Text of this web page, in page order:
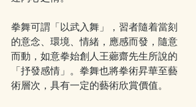
拳舞可謂「以武入舞」，習者隨着當刻
的意念、環境、情緒，應感而發，隨意
而動，如意拳始創人王薌齋先生所說的
「抒發感情」。拳舞也將拳術昇華至藝
術層次，具有一定的藝術欣賞價值。